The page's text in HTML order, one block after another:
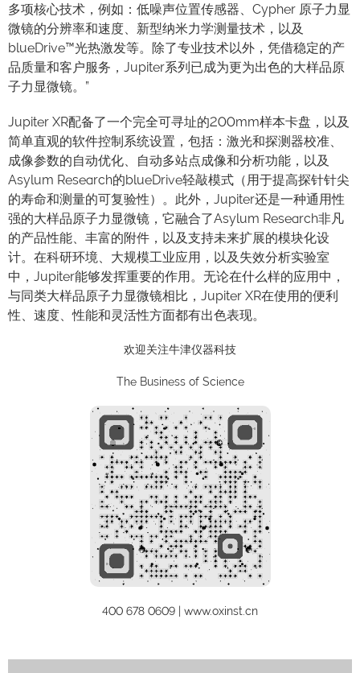
多项核心技术，例如：低噪声位置传感器、Cypher 原子力显
微镜的分辨率和速度、新型纳米力学测量技术，以及
blueDrive™光热激发等。除了专业技术以外，凭借稳定的产
品质量和客户服务，Jupiter系列已成为更为出色的大样品原
子力显微镜。”
Jupiter XR配备了一个完全可寻址的200mm样本卡盘，以及
简单直观的软件控制系统设置，包括：激光和探测器校准、
成像参数的自动优化、自动多站点成像和分析功能，以及
Asylum Research的blueDrive轻敲模式（用于提高探针针尖
的寿命和测量的可复验性）。此外，Jupiter还是一种通用性
强的大样品原子力显微镜，它融合了Asylum Research非凡
的产品性能、丰富的附件，以及支持未来扩展的模块化设
计。在科研环境、大规模工业应用，以及失效分析实验室
中，Jupiter能够发挥重要的作用。无论在什么样的应用中，
与同类大样品原子力显微镜相比，Jupiter XR在使用的便利
性、速度、性能和灵活性方面都有出色表现。
欢迎关注牛津仪器科技
The Business of Science
400 678 0609 | www.oxinst.cn